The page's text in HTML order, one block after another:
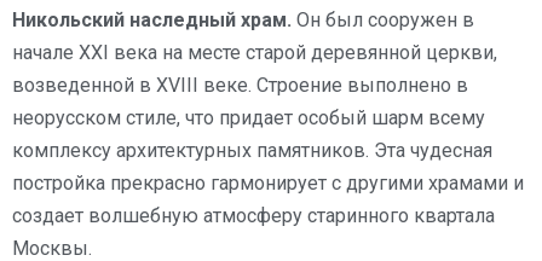
Никольский наследный храм. Он был сооружен в
начале ХХI века на месте старой деревянной церкви,
возведенной в XVIII веке. Строение выполнено в
неорусском стиле, что придает особый шарм всему
комплексу архитектурных памятников. Эта чудесная
постройка прекрасно гармонирует с другими храмами и
создает волшебную атмосферу старинного квартала
Москвы.